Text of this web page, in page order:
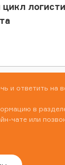
и ответить на
в
чате или